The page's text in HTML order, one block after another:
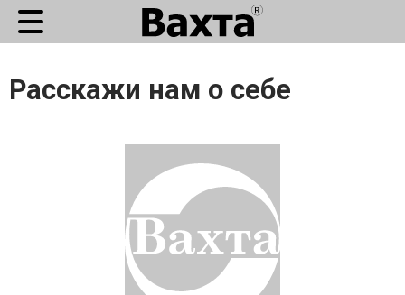
Расскажи нам о себе